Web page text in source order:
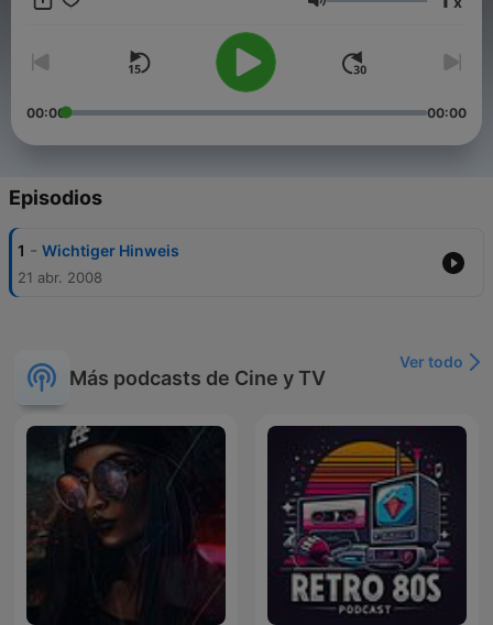
Volumen
00:00 00:00
Episodios
1 - Wichtiger Hinweis
21 abr. 2008
Más podcasts de Cine y TV
Ver todo